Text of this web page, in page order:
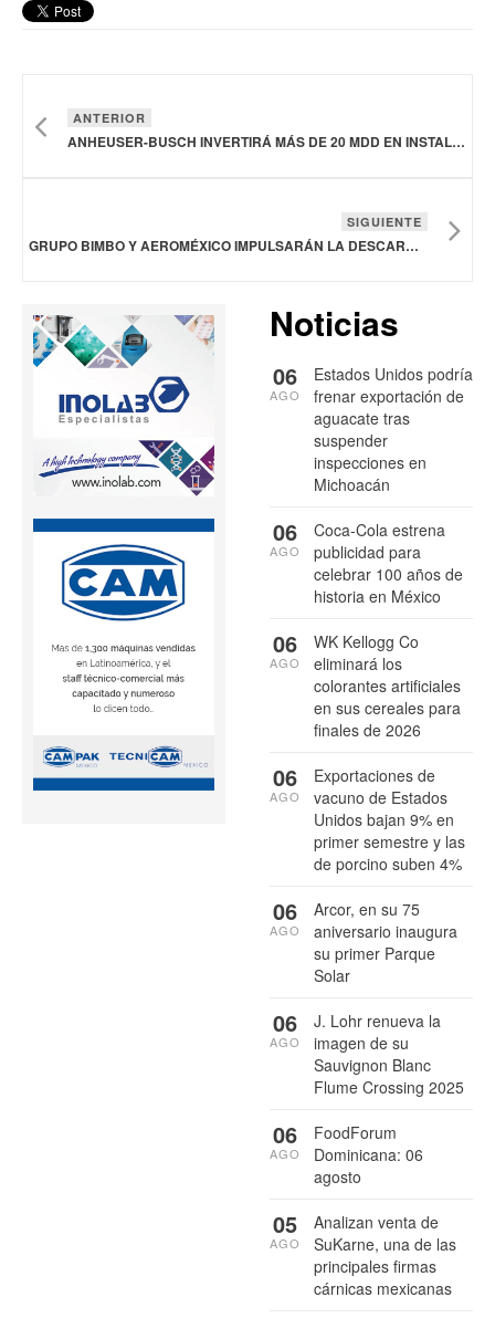
ANTERIOR
ANHEUSER-BUSCH INVERTIRÁ MÁS DE 20 MDD EN INSTALACIONES DE ST. LOUIS Y MISSOURI
SIGUIENTE
GRUPO BIMBO Y AEROMÉXICO IMPULSARÁN LA DESCARBONIZACIÓN EN LATAM
Noticias
Estados Unidos podría
frenar exportación de
aguacate tras
suspender
inspecciones en
Michoacán
06
AGO
Coca-Cola estrena
publicidad para
celebrar 100 años de
historia en México
06
AGO
WK Kellogg Co
eliminará los
colorantes artificiales
en sus cereales para
finales de 2026
06
AGO
Exportaciones de
vacuno de Estados
Unidos bajan 9% en
primer semestre y las
de porcino suben 4%
06
AGO
Arcor, en su 75
aniversario inaugura
su primer Parque
Solar
06
AGO
J. Lohr renueva la
imagen de su
Sauvignon Blanc
Flume Crossing 2025
06
AGO
FoodForum
Dominicana: 06
agosto
06
AGO
Analizan venta de
SuKarne, una de las
principales firmas
cárnicas mexicanas
05
AGO